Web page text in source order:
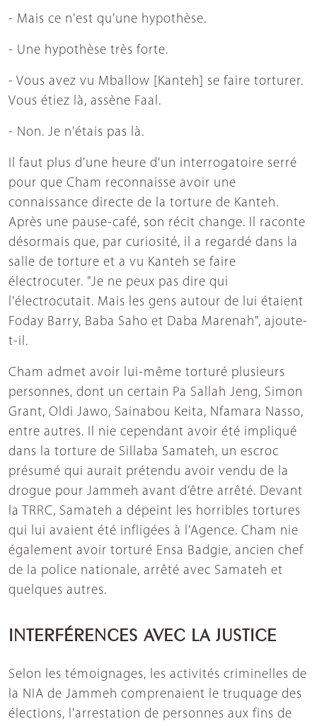
- Mais ce n'est qu'une hypothèse.
- Une hypothèse très forte.
- Vous avez vu Mballow [Kanteh] se faire torturer.
Vous étiez là, assène Faal.
- Non. Je n'étais pas là.
Il faut plus d'une heure d'un interrogatoire serré
pour que Cham reconnaisse avoir une
connaissance directe de la torture de Kanteh.
Après une pause-café, son récit change. Il raconte
désormais que, par curiosité, il a regardé dans la
salle de torture et a vu Kanteh se faire
électrocuter. "Je ne peux pas dire qui
l'électrocutait. Mais les gens autour de lui étaient
Foday Barry, Baba Saho et Daba Marenah", ajoute-
t-il.
Cham admet avoir lui-même torturé plusieurs
personnes, dont un certain Pa Sallah Jeng, Simon
Grant, Oldi Jawo, Sainabou Keita, Nfamara Nasso,
entre autres. Il nie cependant avoir été impliqué
dans la torture de Sillaba Samateh, un escroc
présumé qui aurait prétendu avoir vendu de la
drogue pour Jammeh avant d’être arrêté. Devant
la TRRC, Samateh a dépeint les horribles tortures
qui lui avaient été infligées à l'Agence. Cham nie
également avoir torturé Ensa Badgie, ancien chef
de la police nationale, arrêté avec Samateh et
quelques autres.
INTERFÉRENCES AVEC LA JUSTICE
Selon les témoignages, les activités criminelles de
la NIA de Jammeh comprenaient le truquage des
élections, l'arrestation de personnes aux fins de